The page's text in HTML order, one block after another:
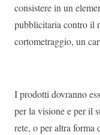
consistere in un
pubblicitaria contro il
cortometraggio, un
I prodotti dovranno
per la visione e per il
rete, o per altra